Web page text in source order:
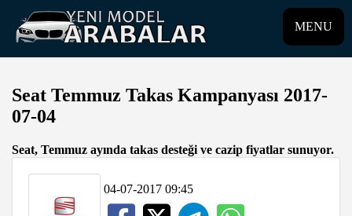
MENU
Seat Temmuz Takas Kampanyası 2017-
07-04
Seat, Temmuz ayında takas desteği ve cazip fiyatlar sunuyor.
04-07-2017 09:45